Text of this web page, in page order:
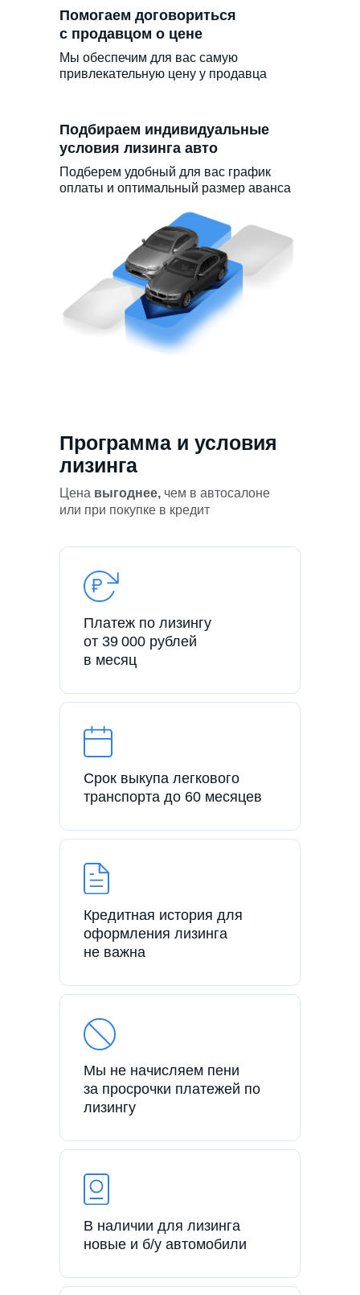
Подбираем индивидуальные
условия лизинга авто
Подберем удобный для вас график
оплаты и оптимальный размер аванса
Помогаем договориться
с продавцом о цене
Мы обеспечим для вас самую
привлекательную цену у продавца
Программа и условия
лизинга
Цена выгоднее, чем в автосалоне
или при покупке в кредит
Платеж по лизингу
от 39 000 рублей
в месяц
Срок выкупа легкового
транспорта до 60 месяцев
Кредитная история для
оформления лизинга
не важна
Мы не начисляем пени
за просрочки платежей по
лизингу
В наличии для лизинга
новые и б/у автомобили